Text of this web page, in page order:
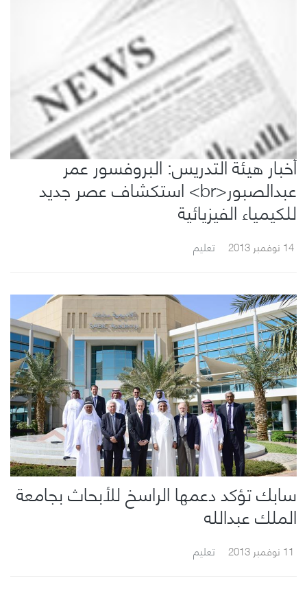
أخبار هيئة التدريس: البروفسور عمر
عبدالصبور<br> استكشاف عصر جديد
للكيمياء الفيزيائية
14 نوفمبر 2013 تعليم
سابك تؤكد دعمها الراسخ للأبحاث بجامعة
الملك عبدالله
11 نوفمبر 2013 تعليم